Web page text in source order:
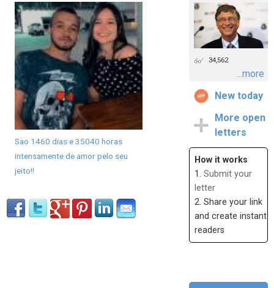
Sao 1460 dias e 35040 horas
intensamente de amor pelo seu
jeito!!
34,562
...more
New today
More open
letters
How it works
1. Submit your
letter
2. Share your link
and create instant
readers